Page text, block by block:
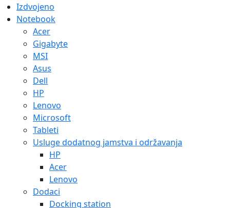
Izdvojeno
Notebook
Acer
Gigabyte
MSI
Asus
Dell
HP
Lenovo
Microsoft
Tableti
Usluge dodatnog jamstva i održavanja
HP
Acer
Lenovo
Dodaci
Docking station